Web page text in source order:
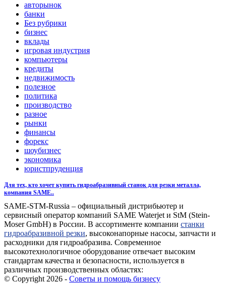
авторынок
банки
Без рубрики
бизнес
вклады
игровая индустрия
компьютеры
кредиты
недвижимость
полезное
политика
производство
разное
рынки
финансы
форекс
шоубизнес
экономика
юристпруденция
Для тех, кто хочет купить гидроабразивный станок для резки металла,
компания SAME..
SAME-STM-Russia – официальный дистрибьютер и
сервисный оператор компаний SAME Waterjet и StM (Stein-
Moser GmbH) в России. В ассортименте компании станки
гидроабразивной резки, высоконапорные насосы, запчасти и
расходники для гидроабразива. Современное
высокотехнологичное оборудование отвечает высоким
стандартам качества и безопасности, используется в
различных производственных областях:
© Copyright 2026 - Советы и помощь бизнесу